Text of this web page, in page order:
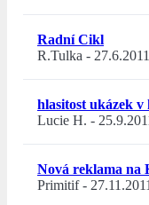
Radní Cikl
R.Tulka -
hlasitost ukázek v
Lucie H. -
Nová reklama na
Primitif-